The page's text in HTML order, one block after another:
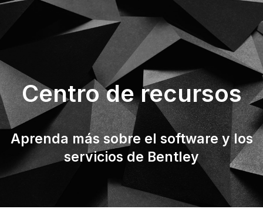
Centro de recursos
Aprenda más sobre el software y los
servicios de Bentley